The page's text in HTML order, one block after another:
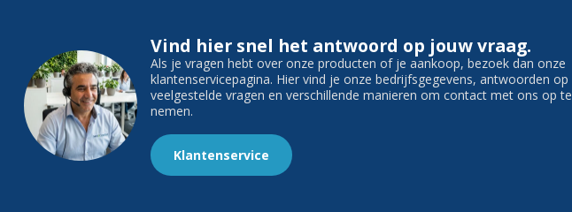
Vind hier snel het antwoord op jouw vraag.
Als je vragen hebt over onze producten of je aankoop, bezoek dan onze
klantenservicepagina. Hier vind je onze bedrijfsgegevens, antwoorden op
veelgestelde vragen en verschillende manieren om contact met ons op te
nemen.
Klantenservice